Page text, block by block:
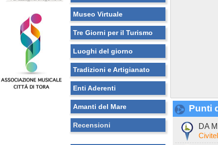
Museo Virtuale
Tre Giorni per il Turismo
Luoghi del giorno
Tradizioni e Artigianato
Enti Aderenti
Amanti del Mare
Recensioni
Punti
DA